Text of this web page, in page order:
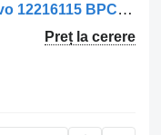
Volvo Unitate de Control Cutie de Viteze ECU 9521662 pentru camion Volvo 12216115 BPC132 4HP590
Preț la cerere